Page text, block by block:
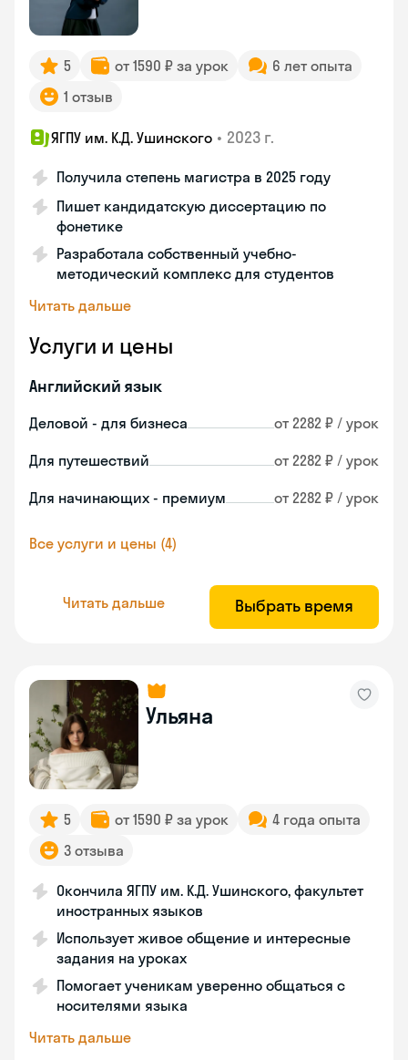
5 от 1590 ₽ за урок
6 лет опыта
1 отзыв
ЯГПУ им. К.Д. Ушинского • 2023 г.
Получила степень магистра в 2025 году
Пишет кандидатскую диссертацию по
фонетике
Разработала собственный учебно-
методический комплекс для студентов
Читать дальше
Услуги и цены
Английский язык
Деловой - для бизнеса от 2282 ₽ / урок
Для путешествий от 2282 ₽ / урок
Для начинающих - премиум от 2282 ₽ / урок
Все услуги и цены (4)
Читать дальше Выбрать время
Ульяна
5 от 1590 ₽ за урок
4 года опыта
3 отзыва
Окончила ЯГПУ им. К.Д. Ушинского, факультет
иностранных языков
Использует живое общение и интересные
задания на уроках
Помогает ученикам уверенно общаться с
носителями языка
Читать дальше